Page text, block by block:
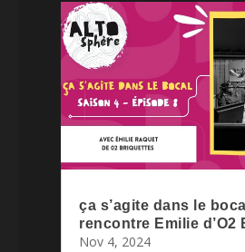
ça s’agite dans le
rencontre Emilie d’O2
Nov 4, 2024